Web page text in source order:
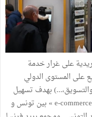
على غرار خدمة
على المستوى الدولي
بهدف تسهيل
المبادلات المرتبطة بالتجارة الإلكترونية « e-commerce » بين تونس و